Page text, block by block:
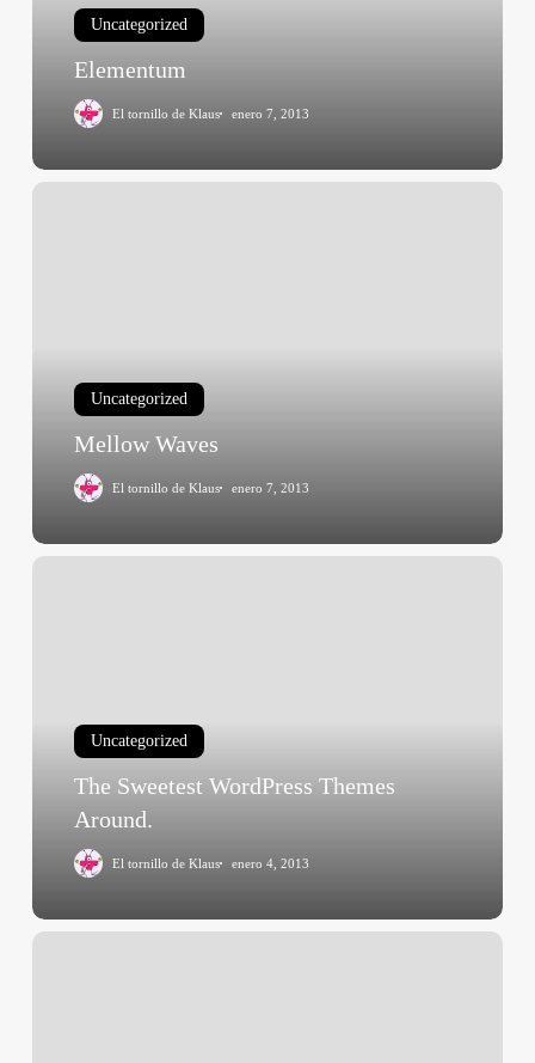
Uncategorized
Elementum
El tornillo de Klaus enero 7, 2013
Mellow
Uncategorized
Mellow Waves
El tornillo de Klaus enero 7, 2013
The
Uncategorized
The Sweetest WordPress Themes
Around.
El tornillo de Klaus enero 4, 2013
25